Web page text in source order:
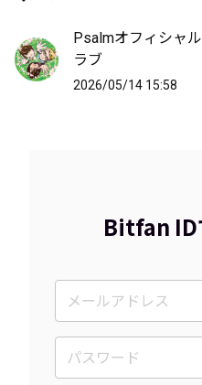
Psalmオフィシャ
ラブ
2026/05/14 15:58
Bitfan ID